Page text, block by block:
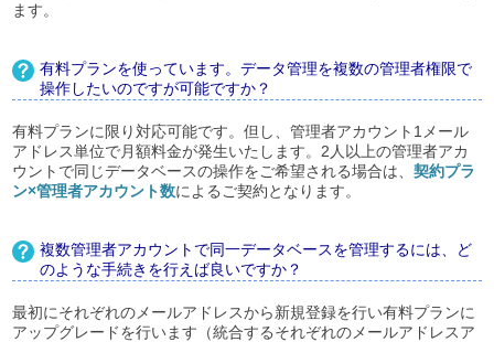
ます。
有料プランを使っています。データ管理を複数の管理者権限で
操作したいのですが可能ですか？
有料プランに限り対応可能です。但し、管理者アカウント1メール
アドレス単位で月額料金が発生いたします。2人以上の管理者アカ
ウントで同じデータベースの操作をご希望される場合は、契約プラ
ン×管理者アカウント数によるご契約となります。
複数管理者アカウントで同一データベースを管理するには、ど
のような手続きを行えば良いですか？
最初にそれぞれのメールアドレスから新規登録を行い有料プランに
アップグレードを行います（統合するそれぞれのメールアドレスア